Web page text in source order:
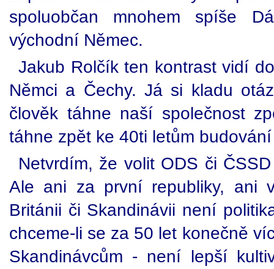
spoluobčan mnohem spíše
východní Němec.
Jakub Rolčík ten kontrast vidí
Němci a Čechy. Já si kladu
člověk táhne naší společnost
táhne zpět ke 40ti letům
Netvrdím, že volit ODS či
Ale ani za první republiky, ani
Británii či Skandinávii není
chceme-li se za 50 let konečně
Skandinávcům - není lepší